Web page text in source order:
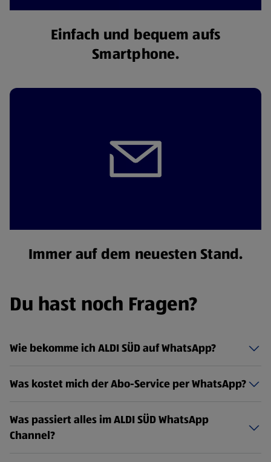
Einfach und bequem aufs
Smartphone.
Immer auf dem neuesten Stand.
Du hast noch Fragen?
Wie bekomme ich ALDI SÜD auf WhatsApp?
Was kostet mich der Abo-Service per WhatsApp?
Was passiert alles im ALDI SÜD WhatsApp
Channel?